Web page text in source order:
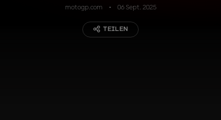
motogp.com 06 Sept. 2025
TEILEN